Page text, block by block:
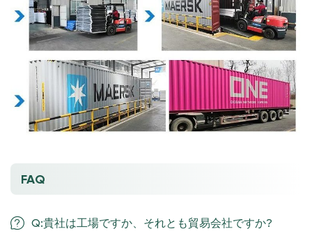
FAQ
Q:貴社は工場ですか、それとも貿易会社ですか?